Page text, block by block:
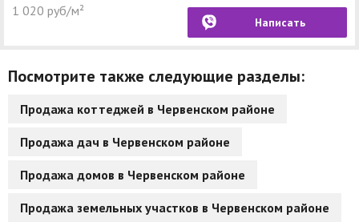
1 020 руб/м²
Написать
Посмотрите также следующие разделы:
Продажа коттеджей в Червенском районе
Продажа дач в Червенском районе
Продажа домов в Червенском районе
Продажа земельных участков в Червенском районе